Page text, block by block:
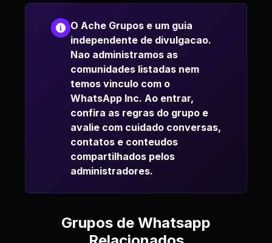
O Ache Grupos e um guia
independente de divulgacao.
Nao administramos as
comunidades listadas nem
temos vinculo com o
WhatsApp Inc. Ao entrar,
confira as regras do grupo e
avalie com cuidado conversas,
contatos e conteudos
compartilhados pelos
administradores.
Grupos de Whatsapp